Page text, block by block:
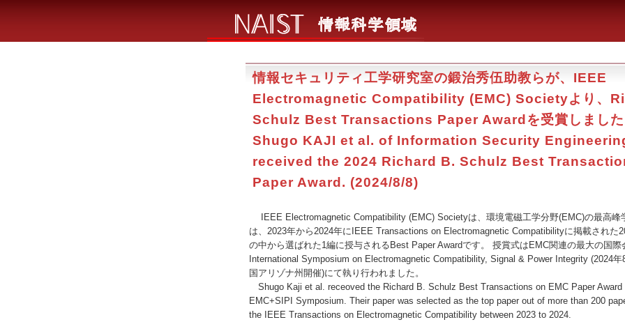
情報セキュリティ工学研究室の鍛治秀伍助教らが、 IEEE
Electromagnetic Compatibility (EMC) Societyより、
Schulz Best Transactions Paper Awardを受賞しまし
Shugo KAJI et al. of Information Security
received the 2024 Richard B. Schulz Best
Paper Award. (2024/8/8)
IEEE Electromagnetic Compatibility (EMC) Societyは、環境電磁工学分野(EMC)の最高峰
は、2023年から2024年にIEEE Transactions on Electromagnetic Compatibilityに掲載された
の中から選ばれた1編に授与されるBest Paper Awardです。 授賞式はEMC関連の最大の国
International Symposium on Electromagnetic Compatibility, Signal & Power Integrity (2024
国アリゾナ州開催)にて執り行われました。
Shugo Kaji et al. receoved the Richard B. Schulz Best Transactions on EMC Paper Award
EMC+SIPI Symposium. Their paper was selected as the top paper out of more than 200
the IEEE Transactions on Electromagnetic Compatibility between 2023 to 2024.